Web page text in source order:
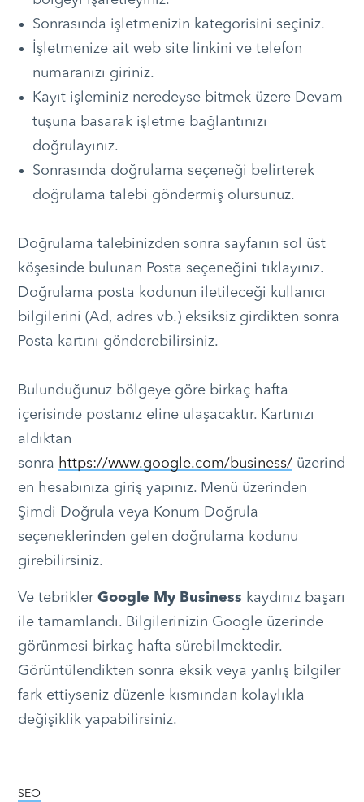
Sonrasında işletmenizin kategorisini seçiniz.
İşletmenize ait web site linkini ve telefon
numaranızı giriniz.
Kayıt işleminiz neredeyse bitmek üzere Devam
tuşuna basarak işletme bağlantınızı
doğrulayınız.
Sonrasında doğrulama seçeneği belirterek
doğrulama talebi göndermiş olursunuz.
Doğrulama talebinizden sonra sayfanın sol üst
köşesinde bulunan Posta seçeneğini tıklayınız.
Doğrulama posta kodunun iletileceği kullanıcı
bilgilerini (Ad, adres vb.) eksiksiz girdikten sonra
Posta kartını gönderebilirsiniz.
Bulunduğunuz bölgeye göre birkaç hafta
içerisinde postanız eline ulaşacaktır. Kartınızı
aldıktan
sonra https://www.google.com/business/üzerind
en hesabınıza giriş yapınız. Menü üzerinden
Şimdi Doğrula veya Konum Doğrula
seçeneklerinden gelen doğrulama kodunu
girebilirsiniz.
Ve tebrikler Google My Business kaydınız başarı
ile tamamlandı. Bilgilerinizin Google üzerinde
görünmesi birkaç hafta sürebilmektedir.
Görüntülendikten sonra eksik veya yanlış bilgiler
fark ettiyseniz düzenle kısmından kolaylıkla
değişiklik yapabilirsiniz.
SEO